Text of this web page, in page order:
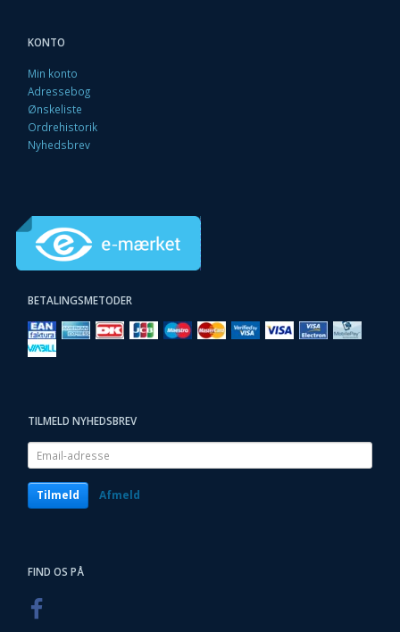
KONTO
Min konto
Adressebog
Ønskeliste
Ordrehistorik
Nyhedsbrev
BETALINGSMETODER
TILMELD NYHEDSBREV
Email-
adresse
Tilmeld Afmeld
FIND OS PÅ